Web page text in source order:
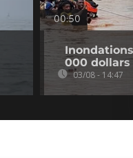
00:50
000 dollars
03/08 - 14:47